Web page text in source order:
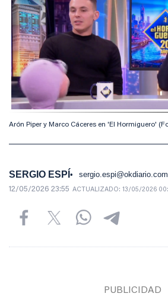
Arón Piper y Marco Cáceres en 'El Hormiguero'
SERGIO ESPÍ sergio.espi@okdiario.com
12/05/2026 23:55 ACTUALIZADO: 13/05/2026